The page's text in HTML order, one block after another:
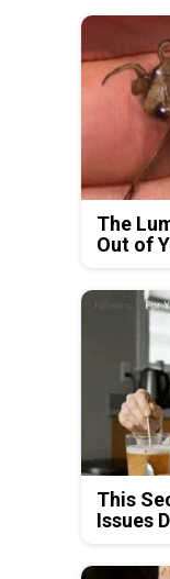
The
Out of
This
Issues